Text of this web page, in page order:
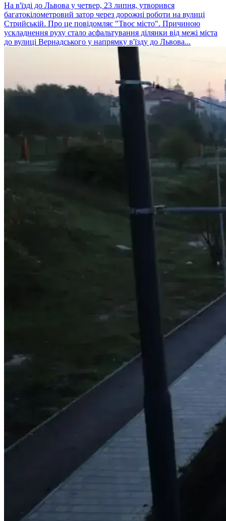
На в'їзді до Львова у четвер, 23 липня, утворився
багатокілометровий затор через дорожні роботи на вулиці
Стрийській. Про це повідомляє "Твоє місто". Причиною
ускладнення руху стало асфальтування ділянки від межі міста
до вулиці Вернадського у напрямку в'їзду до Львова...